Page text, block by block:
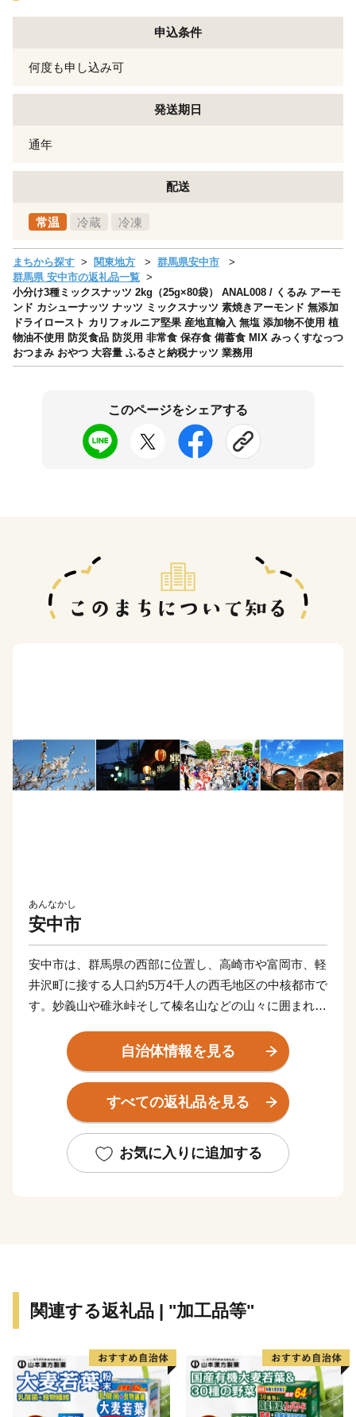
申込条件
何度も申し込み可
発送期日
通年
配送
常温 冷蔵 冷凍
まちから探す 関東地方
群馬県安中市
群馬県 安中市の返礼品一覧
小分け3種ミックスナッツ 2kg（25g×80袋） ANAL008 / くるみ アーモ
ンド カシューナッツ ナッツ ミックスナッツ 素焼きアーモンド 無添加
ドライロースト カリフォルニア堅果 産地直輸入 無塩 添加物不使用 植
物油不使用 防災食品 防災用 非常食 保存食 備蓄食 MIX みっくすなっつ
おつまみ おやつ 大容量 ふるさと納税ナッツ 業務用
このページをシェアする
あんなかし
安中市
安中市は、群馬県の西部に位置し、高崎市や富岡市、軽
井沢町に接する人口約5万4千人の西毛地区の中核都市で
す。妙義山や碓氷峠そして榛名山などの山々に囲まれ、
す自然豊かなまちです。北陸新幹線安中榛名駅と上信越
自動車道の2つのインターチェンジなどを利用すると都
心から1時間半余りとなり、関東のみならず関西方面か
らもアクセスしやすくなりました。
群馬県の西の玄関口にあたる本市は、歴史的にも価値の
ある碓氷関所跡やめがね橋の愛称で親しまれている碓氷
安中市を「ふるさと」として応援願える皆さま、是非ご
■安中市ふるさと創生寄附金：返礼品について
自治体情報を見る
すべての返礼品を見る
お気に入りに追加する
関連する返礼品 | "加工品等"